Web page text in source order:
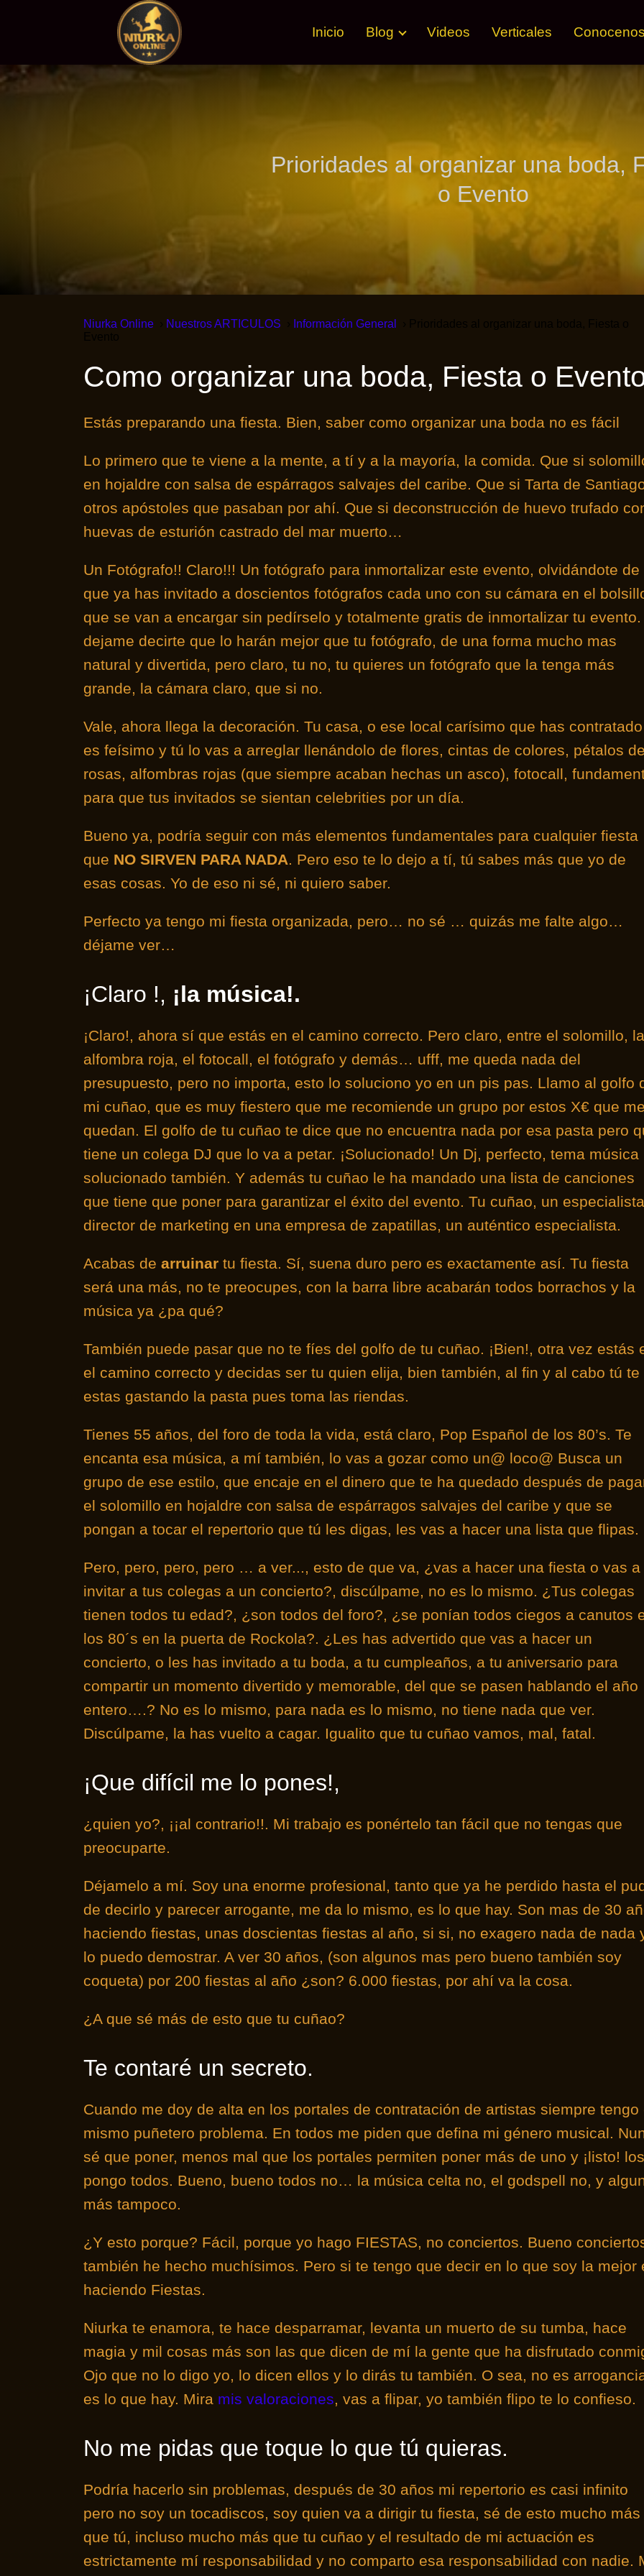
Inicio Blog Videos Verticales
Prioridades al organizar una boda,
o Evento
Niurka Online Nuestros ARTICULOS Información General
Como organizar una boda, Fiesta o
Estás preparando una fiesta. Bien, saber como organizar una boda no es fácil
Lo primero que te viene a la mente, a tí y a la mayoría, la comida. Que si
en hojaldre con salsa de espárragos salvajes del caribe. Que si Tarta de
otros apóstoles que pasaban por ahí. Que si deconstrucción de huevo trufado
huevas de esturión castrado del mar muerto…
Un Fotógrafo!! Claro!!! Un fotógrafo para inmortalizar este evento, olvidándote de
que ya has invitado a doscientos fotógrafos cada uno con su cámara en el
que se van a encargar sin pedírselo y totalmente gratis de inmortalizar tu evento.
dejame decirte que lo harán mejor que tu fotógrafo, de una forma mucho mas
natural y divertida, pero claro, tu no, tu quieres un fotógrafo que la tenga más
grande, la cámara claro, que si no.
Vale, ahora llega la decoración. Tu casa, o ese local carísimo que has contratado
es feísimo y tú lo vas a arreglar llenándolo de flores, cintas de colores, pétalos
rosas, alfombras rojas (que siempre acaban hechas un asco), fotocall,
para que tus invitados se sientan celebrities por un día.
Bueno ya, podría seguir con más elementos fundamentales para cualquier fiesta
que NO SIRVEN PARA NADA. Pero eso te lo dejo a tí, tú sabes más que yo de
esas cosas. Yo de eso ni sé, ni quiero saber.
Perfecto ya tengo mi fiesta organizada, pero… no sé … quizás me falte algo…
déjame ver…
¡Claro !, ¡la música!.
¡Claro!, ahora sí que estás en el camino correcto. Pero claro, entre el solomillo, la
alfombra roja, el fotocall, el fotógrafo y demás… ufff, me queda nada del
presupuesto, pero no importa, esto lo soluciono yo en un pis pas. Llamo al golfo
mi cuñao, que es muy fiestero que me recomiende un grupo por estos X€ que
quedan. El golfo de tu cuñao te dice que no encuentra nada por esa pasta pero
tiene un colega DJ que lo va a petar. ¡Solucionado! Un Dj, perfecto, tema música
solucionado también. Y además tu cuñao le ha mandado una lista de canciones
que tiene que poner para garantizar el éxito del evento. Tu cuñao, un
director de marketing en una empresa de zapatillas, un auténtico especialista.
Acabas de arruinar tu fiesta. Sí, suena duro pero es exactamente así. Tu fiesta
será una más, no te preocupes, con la barra libre acabarán todos borrachos y la
música ya ¿pa qué?
También puede pasar que no te fíes del golfo de tu cuñao. ¡Bien!, otra vez estás
el camino correcto y decidas ser tu quien elija, bien también, al fin y al cabo tú te
estas gastando la pasta pues toma las riendas.
Tienes 55 años, del foro de toda la vida, está claro, Pop Español de los 80’s. Te
encanta esa música, a mí también, lo vas a gozar como un@ loco@ Busca un
grupo de ese estilo, que encaje en el dinero que te ha quedado después de
el solomillo en hojaldre con salsa de espárragos salvajes del caribe y que se
pongan a tocar el repertorio que tú les digas, les vas a hacer una lista que flipas.
Pero, pero, pero, pero … a ver..., esto de que va, ¿vas a hacer una fiesta o vas a
invitar a tus colegas a un concierto?, discúlpame, no es lo mismo. ¿Tus colegas
tienen todos tu edad?, ¿son todos del foro?, ¿se ponían todos ciegos a canutos
los 80´s en la puerta de Rockola?. ¿Les has advertido que vas a hacer un
concierto, o les has invitado a tu boda, a tu cumpleaños, a tu aniversario para
compartir un momento divertido y memorable, del que se pasen hablando el año
entero….? No es lo mismo, para nada es lo mismo, no tiene nada que ver.
Discúlpame, la has vuelto a cagar. Igualito que tu cuñao vamos, mal, fatal.
¡Que difícil me lo pones!,
¿quien yo?, ¡¡al contrario!!. Mi trabajo es ponértelo tan fácil que no tengas que
preocuparte.
Déjamelo a mí. Soy una enorme profesional, tanto que ya he perdido hasta el
de decirlo y parecer arrogante, me da lo mismo, es lo que hay. Son mas de 30
haciendo fiestas, unas doscientas fiestas al año, si si, no exagero nada de nada
lo puedo demostrar. A ver 30 años, (son algunos mas pero bueno también soy
coqueta) por 200 fiestas al año ¿son? 6.000 fiestas, por ahí va la cosa.
¿A que sé más de esto que tu cuñao?
Te contaré un secreto.
Cuando me doy de alta en los portales de contratación de artistas siempre tengo
mismo puñetero problema. En todos me piden que defina mi género musical.
sé que poner, menos mal que los portales permiten poner más de uno y ¡listo! los
pongo todos. Bueno, bueno todos no… la música celta no, el godspell no, y
más tampoco.
¿Y esto porque? Fácil, porque yo hago FIESTAS, no conciertos. Bueno
también he hecho muchísimos. Pero si te tengo que decir en lo que soy la mejor
haciendo Fiestas.
Niurka te enamora, te hace desparramar, levanta un muerto de su tumba, hace
magia y mil cosas más son las que dicen de mí la gente que ha disfrutado
Ojo que no lo digo yo, lo dicen ellos y lo dirás tu también. O sea, no es
es lo que hay. Mira mis valoraciones, vas a flipar, yo también flipo te lo confieso.
No me pidas que toque lo que tú quieras.
Podría hacerlo sin problemas, después de 30 años mi repertorio es casi infinito
pero no soy un tocadiscos, soy quien va a dirigir tu fiesta, sé de esto mucho más
que tú, incluso mucho más que tu cuñao y el resultado de mi actuación es
estrictamente mí responsabilidad y no comparto esa responsabilidad con nadie.